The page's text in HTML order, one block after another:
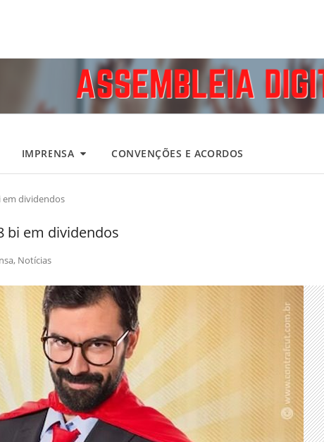
IMPRENSA CONVENÇÕES E ACORDOS
em dividendos
bi em dividendos
, Notícias